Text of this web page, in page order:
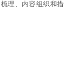
理、内容组织和措